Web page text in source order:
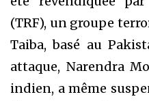
(TRF), un groupe
Taiba, basé au
attaque, Narendra
indien, a même